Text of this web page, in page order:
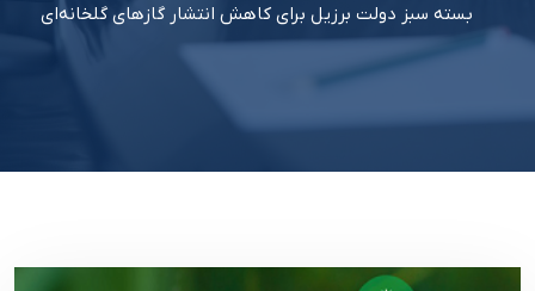
بسته سبز دولت برزيل براي کاهش انتشار گازهاي گلخانه‌اي